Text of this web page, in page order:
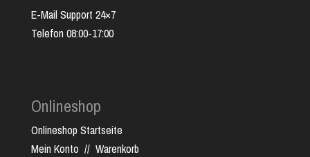
E-Mail Support 24×7
Telefon 08:00-17:00
Onlineshop
Onlineshop Startseite
Mein Konto // Warenkorb